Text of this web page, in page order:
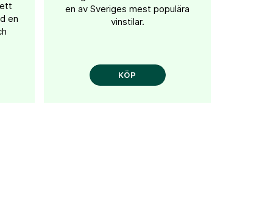
en
en av Sveriges mest populära
vinstilar.
KÖP